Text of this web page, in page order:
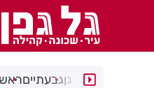
רמת גןגבעתיים